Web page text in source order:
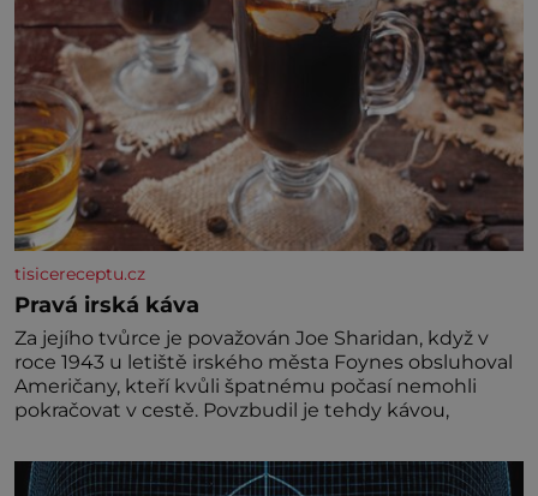
tisicereceptu.cz
Pravá irská káva
Za jejího tvůrce je považován Joe Sharidan, když v
roce 1943 u letiště irského města Foynes obsluhoval
Američany, kteří kvůli špatnému počasí nemohli
pokračovat v cestě. Povzbudil je tehdy kávou,